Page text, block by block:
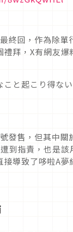
終回，作為除單
拜，X有網友
と起こり得な
發售，但其中關
到指責，也是
導致了哆啦A夢